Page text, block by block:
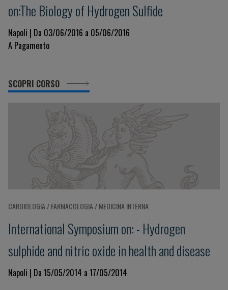
on:The Biology of Hydrogen Sulfide
Napoli | Da 03/06/2016 a 05/06/2016
A Pagamento
SCOPRI CORSO
CARDIOLOGIA / FARMACOLOGIA / MEDICINA INTERNA
International Symposium on: - Hydrogen
sulphide and nitric oxide in health and disease
Napoli | Da 15/05/2014 a 17/05/2014